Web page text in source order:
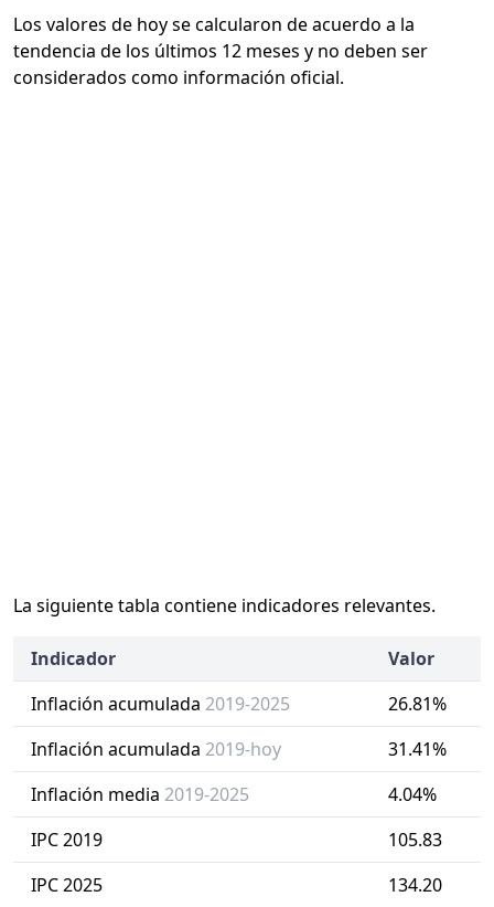
Los valores de hoy se calcularon de acuerdo a la
tendencia de los últimos 12 meses y no deben ser
considerados como información oficial.
La siguiente tabla contiene indicadores relevantes.
Indicador
Valor
Inflación acumulada 2019-2025
26.81%
Inflación acumulada 2019-hoy
31.41%
Inflación media 2019-2025
4.04%
IPC 2019
105.83
IPC 2025
134.20